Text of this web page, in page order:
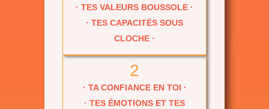
· TES VALEURS BOUSSOLE ·
· TES CAPACITÉS SOUS
CLOCHE ·
2
· TA CONFIANCE EN TOI ·
· TES ÉMOTIONS ET TES